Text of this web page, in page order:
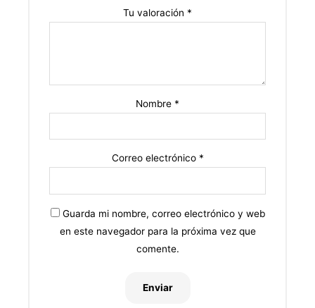
Tu valoración *
Nombre *
Correo electrónico *
Guarda mi nombre, correo electrónico y web
en este navegador para la próxima vez que
comente.